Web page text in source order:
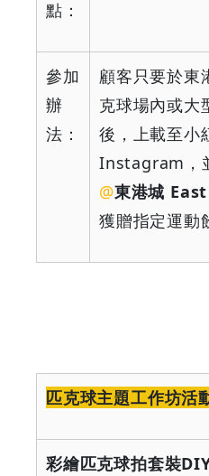
點：
參加
辦
法：
顧客只要於東
克球場內或大
後，上載至小
Instagram
@東港城
獲贈指定運動
匹克球主題工作坊活
彩繪匹克球拍套裝